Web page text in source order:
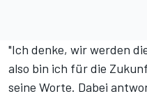
"Ich denke, wir werden
also bin ich für die
seine Worte. Dabei